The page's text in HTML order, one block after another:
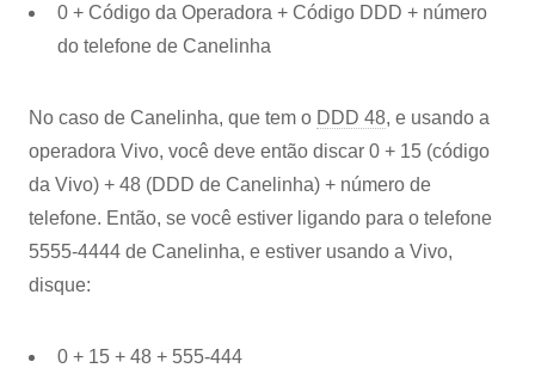
0 + Código da Operadora + Código DDD + número
do telefone de Canelinha
No caso de Canelinha, que tem o DDD 48, e usando a
operadora Vivo, você deve então discar 0 + 15 (código
da Vivo) + 48 (DDD de Canelinha) + número de
telefone. Então, se você estiver ligando para o telefone
5555-4444 de Canelinha, e estiver usando a Vivo,
disque:
0 + 15 + 48 + 555-444